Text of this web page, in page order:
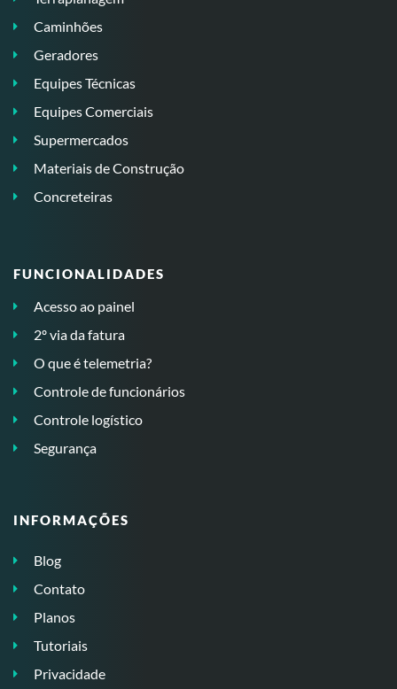
Caminhões
Geradores
Equipes Técnicas
Equipes Comerciais
Supermercados
Materiais de Construção
Concreteiras
FUNCIONALIDADES
Acesso ao painel
2º via da fatura
O que é telemetria?
Controle de funcionários
Controle logístico
Segurança
INFORMAÇÕES
Blog
Contato
Planos
Tutoriais
Privacidade